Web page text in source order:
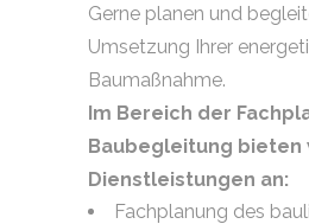
Gerne planen und
Umsetzung Ihrer
Baumaßnahme.
Im Bereich der
Baubegleitung bieten
Dienstleistungen an:
Fachplanung des